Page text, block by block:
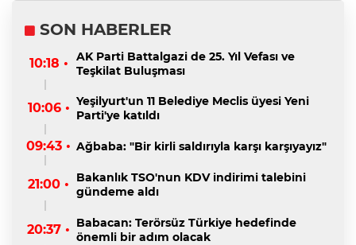
SON HABERLER
10:18 •
AK Parti Battalgazi de 25. Yıl Vefası ve
Teşkilat Buluşması
10:06 • Yeşilyurt'un 11 Belediye Meclis üyesi Yeni
Parti'ye katıldı
09:43 • Ağbaba: "Bir kirli saldırıyla karşı karşıyayız"
21:00 •
Bakanlık TSO'nun KDV indirimi talebini
gündeme aldı
20:37 • Babacan: Terörsüz Türkiye hedefinde
önemli bir adım olacak